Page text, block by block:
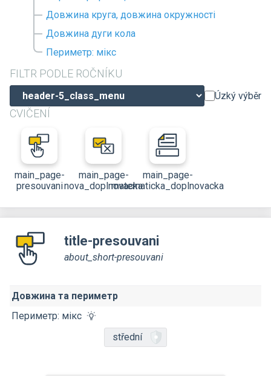
Довжина круга, довжина окружності
Довжина дуги кола
Периметр: мікс
FILTR PODLE ROČNÍKU
Úzký výběr
CVIČENÍ
main_page-
presouvani
main_page-
nova_doplnovacka
main_page-
matematicka_doplnovacka
title-presouvani
about_short-presouvani
Довжина та периметр
Периметр: мікс
střední